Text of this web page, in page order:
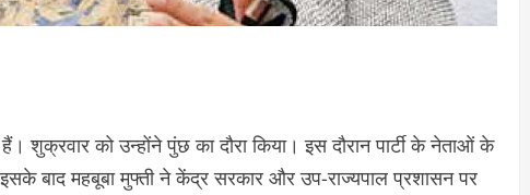
शुक्रवार को उन्होंने पुंछ का दौरा किया। इस दौरान पार्टी के नेताओं के
बाद महबूबा मुफ्ती ने केंद्र सरकार और उप-राज्यपाल प्रशासन पर